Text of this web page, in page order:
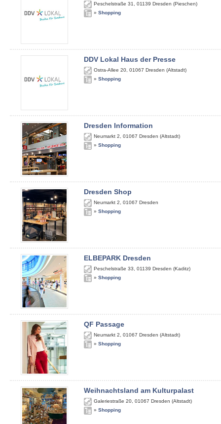
Peschelstraße 31 01139 Dresden (Pieschen)
» Shopping
DDV Lokal Haus der Presse
Ostra-Allee 20 01067 Dresden (Altstadt)
» Shopping
Dresden Information
Neumarkt 2 01067 Dresden (Altstadt)
» Shopping
Dresden Shop
Neumarkt 2 01067 Dresden
» Shopping
ELBEPARK Dresden
Peschelstraße 33 01139 Dresden (Kaditz)
» Shopping
QF Passage
Neumarkt 2 01067 Dresden (Altstadt)
» Shopping
Weihnachtsland am Kulturpalast
Galeriestraße 20 01067 Dresden (Altstadt)
» Shopping